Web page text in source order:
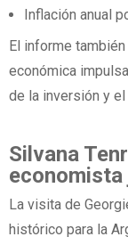
Inflación anual
El informe
económica
de la inversión y
Silvana
La visita de
histórico para la